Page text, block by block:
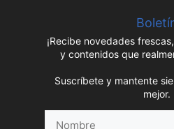
¡Recibe novedades
y contenidos que
Suscríbete y mantente
mejor.